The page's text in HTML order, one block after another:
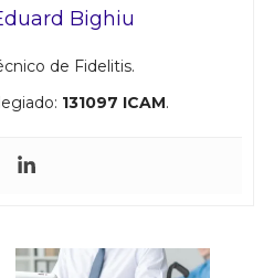
Bighiu
de Fidelitis.
131097 ICAM.